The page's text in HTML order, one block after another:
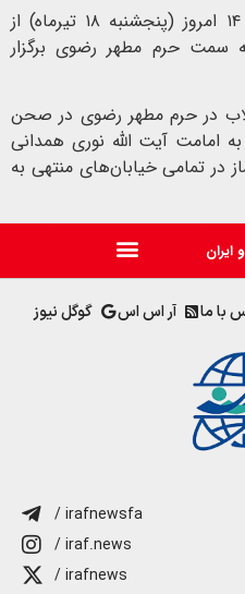
مراسم استقبال و تشییع ساعت ۱۴ امروز (پنجشنبه ۱۸ تیرماه) از
سمت حرم مطهر رضوی برگزار
در حرم مطهر رضوی در صحن
امامت آیت الله نوری همدانی
در تمامی خیابان‌های منتهی به
ایران
با ما آر اس اس گوگل نیوز
/ irafnewsfa
/ iraf.news
/ irafnews